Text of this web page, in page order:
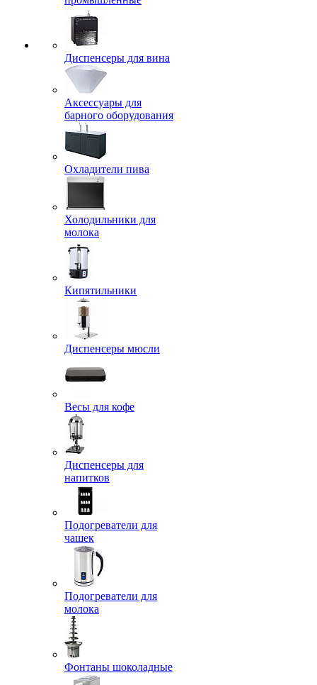
Диспенсеры для вина
Аксессуары для
барного оборудования
Охладители пива
Холодильники для
молока
Кипятильники
Диспенсеры мюсли
Весы для кофе
Диспенсеры для
напитков
Подогреватели для
чашек
Подогреватели для
молока
Фонтаны шоколадные